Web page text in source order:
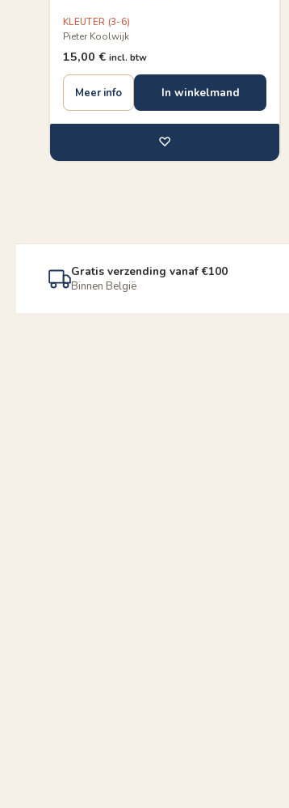
KLEUTER (3-6)
Pieter Koolwijk
15,00 € incl. btw
Meer info In winkelmand
♡
Gratis verzending vanaf €100
Binnen België